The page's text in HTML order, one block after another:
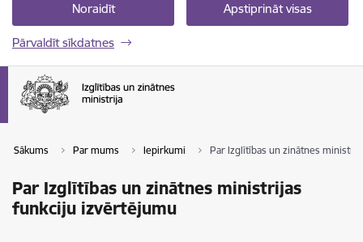
Noraidīt Apstiprināt visas
Pārvaldīt sīkdatnes
Sākums Par mums Iepirkumi Par Izglītības un zinātnes
Par Izglītības un zinātnes ministrijas
funkciju izvērtējumu